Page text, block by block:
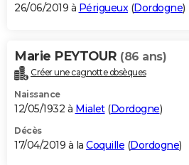
26/06/2019 à Périgueux(Dordogne)
Marie PEYTOUR (86 ans)
Créer une cagnotte obsèques
Naissance
12/05/1932 à Mialet(Dordogne)
Décès
17/04/2019 à la Coquille (Dordogne)